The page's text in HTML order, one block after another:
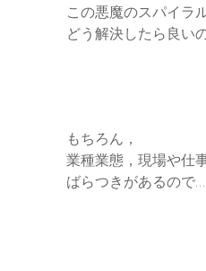
この悪魔のスパイラル
どう解決したら良い
もちろん，
業種業態，現場や仕
ばらつきがあるので…